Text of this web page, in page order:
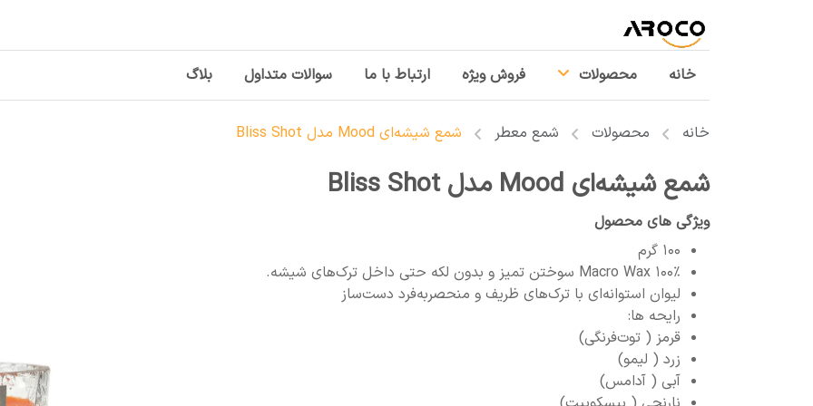
خانه محصولات فروش ویژه ارتباط با ما سوالات متداول بلاگ
خانه محصولات شمع معطر شمع شیشه‌ای Mood مدل Bliss Shot
شمع شیشه‌ای Mood مدل Bliss Shot
ویژگی های محصول
۱۰۰ گرم
Macro Wax ۱۰۰٪ سوختن تمیز و بدون لکه حتی داخل ترک‌های شیشه.
لیوان استوانه‌ای با ترک‌های ظریف و منحصربه‌فرد دست‌ساز
رایحه ها:
قرمز ( توت‌فرنگی)
زرد ( لیمو)
آبی ( آدامس)